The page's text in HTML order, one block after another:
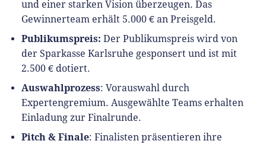
und einer starken Vision überzeugen. Das
Gewinnerteam erhält 5.000 € an Preisgeld.
Publikumspreis: Der Publikumspreis wird von
der Sparkasse Karlsruhe gesponsert und ist mit
2.500 € dotiert.
Auswahlprozess: Vorauswahl durch
Expertengremium. Ausgewählte Teams erhalten
Einladung zur Finalrunde.
Pitch & Finale: Finalisten präsentieren ihre